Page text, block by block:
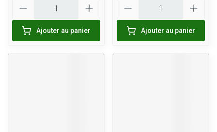
Ajouter au panier Ajouter au panier